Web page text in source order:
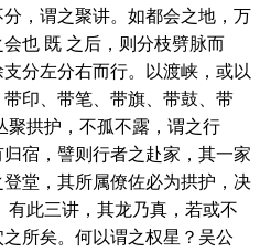
，谓之聚讲。如都会之地，万
也 既 之后，则分枝劈脉而
分左分右而行。以渡峡，或以
印、带笔、带旗、带鼓、带
聚拱护，不孤不露，谓之行
宿，譬则行者之赴家，其一家
堂，其所属僚佐必为拱护，决
有此三讲，其龙乃真，若或不
所矣。何以谓之权星？吴公